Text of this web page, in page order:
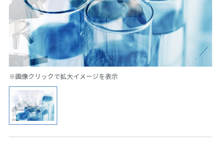
※画像クリックで拡大イメージを表示